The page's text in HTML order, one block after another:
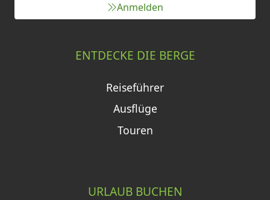
Anmelden
ENTDECKE DIE BERGE
Reiseführer
Ausflüge
Touren
URLAUB BUCHEN